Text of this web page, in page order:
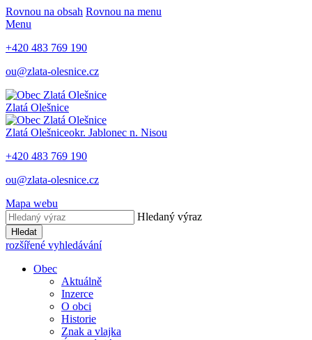
Rovnou na obsah Rovnou na menu
Menu
+420 483 769 190
ou@zlata-olesnice.cz
Zlatá Olešnice
Zlatá Olešniceokr. Jablonec n. Nisou
+420 483 769 190
ou@zlata-olesnice.cz
Mapa webu
Hledaný výraz
Hledat
rozšířené vyhledávání
Obec
Aktuálně
Inzerce
O obci
Historie
Znak a vlajka